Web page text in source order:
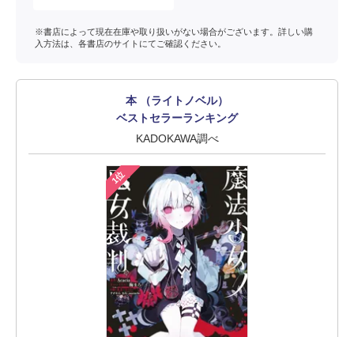
※書店によって現在在庫や取り扱いがない場合がございます。詳しい購
入方法は、各書店のサイトにてご確認ください。
本 （ライトノベル）
ベストセラーランキング
KADOKAWA調べ
1位